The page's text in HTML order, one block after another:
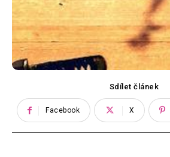
Sdílet článek
Facebook X